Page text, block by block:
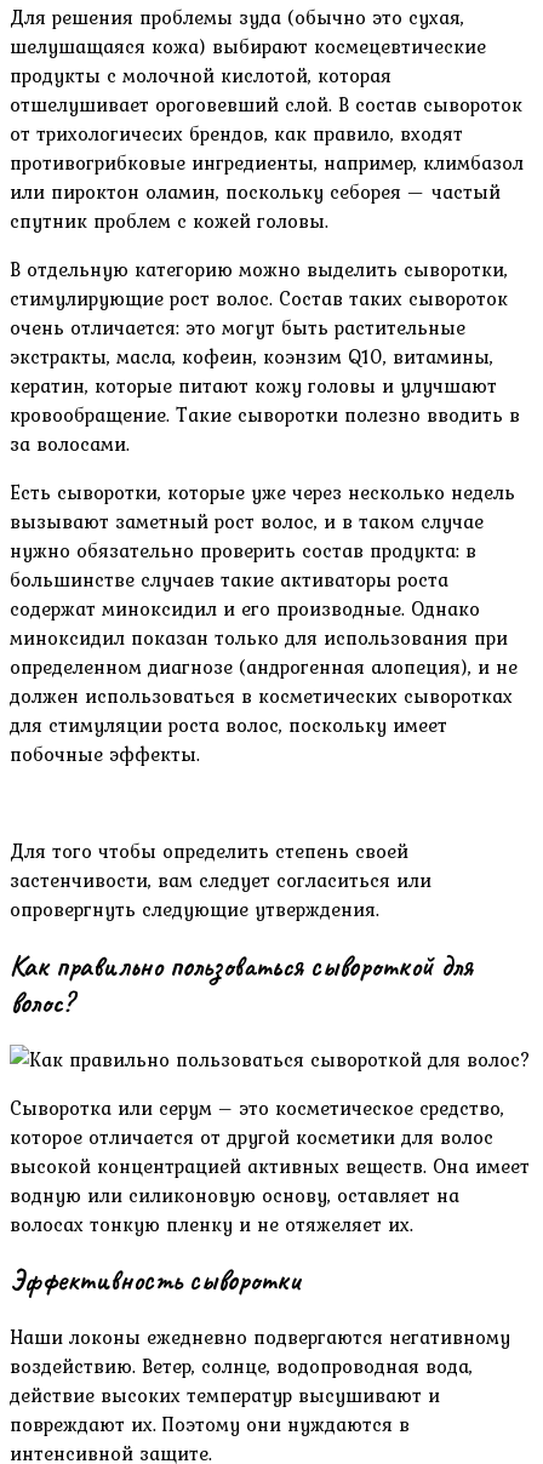
Для решения проблемы зуда (обычно это сухая,
шелушащаяся кожа) выбирают космецевтические
продукты с молочной кислотой, которая
отшелушивает ороговевший слой. В состав сывороток
от трихологичесих брендов, как правило, входят
противогрибковые ингредиенты, например, климбазол
или пироктон оламин, поскольку себорея — частый
спутник проблем с кожей головы.
В отдельную категорию можно выделить сыворотки,
стимулирующие рост волос. Состав таких сывороток
очень отличается: это могут быть растительные
экстракты, масла, кофеин, коэнзим Q10, витамины,
кератин, которые питают кожу головы и улучшают
кровообращение. Такие сыворотки полезно вводить в
за волосами.
Есть сыворотки, которые уже через несколько недель
вызывают заметный рост волос, и в таком случае
нужно обязательно проверить состав продукта: в
большинстве случаев такие активаторы роста
содержат миноксидил и его производные. Однако
миноксидил показан только для использования при
определенном диагнозе (андрогенная алопеция), и не
должен использоваться в косметических сыворотках
для стимуляции роста волос, поскольку имеет
побочные эффекты.
Для того чтобы определить степень своей
застенчивости, вам следует согласиться или
опровергнуть следующие утверждения.
Как правильно пользоваться сывороткой для
волос?
Сыворотка или серум – это косметическое средство,
которое отличается от другой косметики для волос
высокой концентрацией активных веществ. Она имеет
водную или силиконовую основу, оставляет на
волосах тонкую пленку и не отяжеляет их.
Эффективность сыворотки
Наши локоны ежедневно подвергаются негативному
воздействию. Ветер, солнце, водопроводная вода,
действие высоких температур высушивают и
повреждают их. Поэтому они нуждаются в
интенсивной защите.